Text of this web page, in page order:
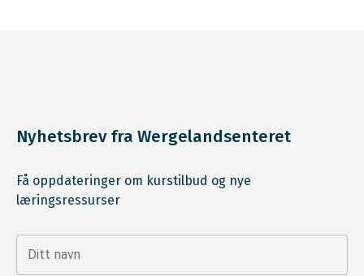
Nyhetsbrev fra Wergelandsenteret
Få oppdateringer om kurstilbud og nye
læringsressurser
Ditt navn